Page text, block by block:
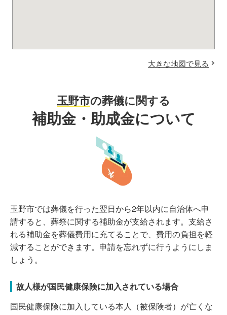
大きな地図で見る
玉野市の葬儀に関する
補助金・助成金について
玉野市では葬儀を行った翌日から2年以内に自治体へ申
請すると、葬祭に関する補助金が支給されます。支給さ
れる補助金を葬儀費用に充てることで、費用の負担を軽
減することができます。申請を忘れずに行うようにしま
しょう。
故人様が国民健康保険に加入されている場合
国民健康保険に加入している本人（被保険者）が亡くな